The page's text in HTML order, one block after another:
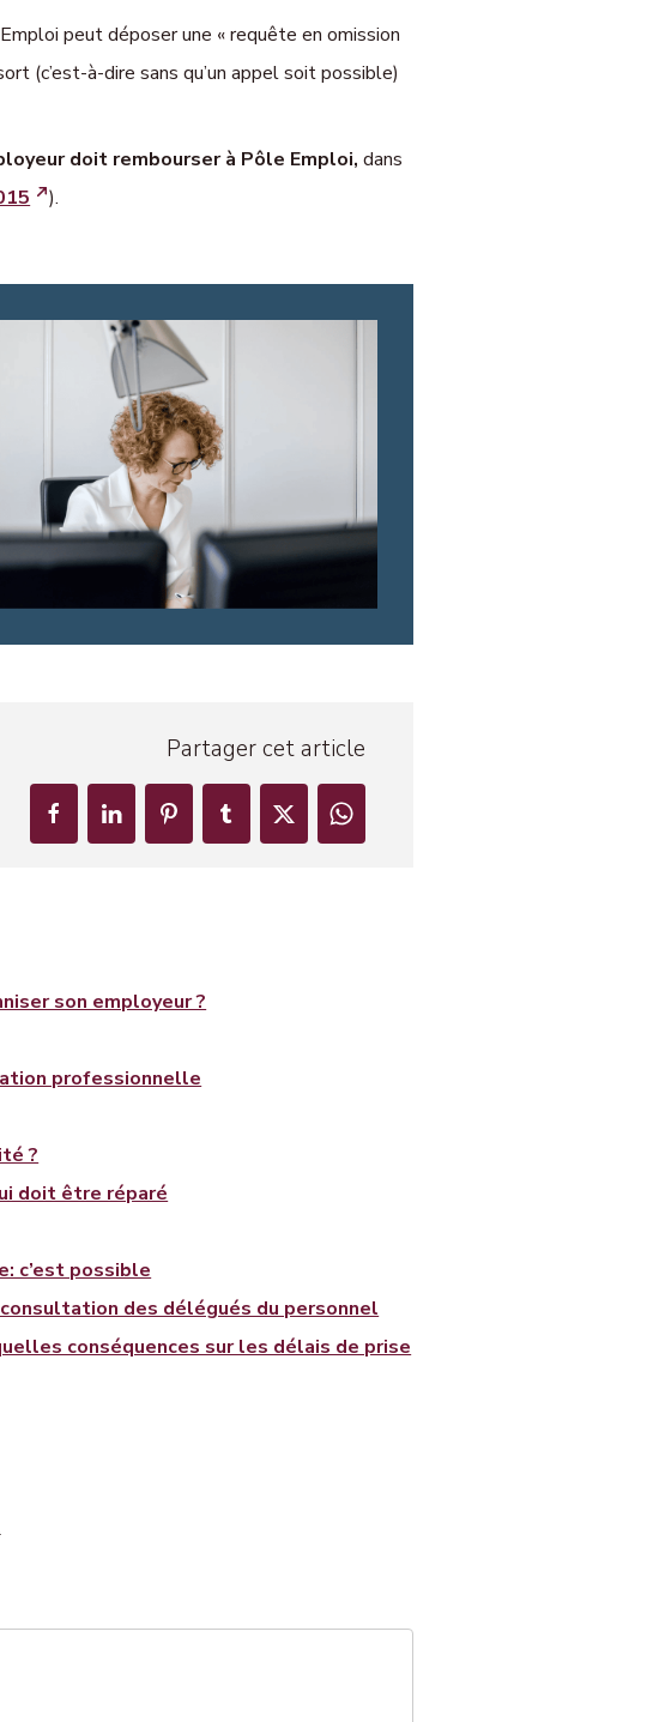
peut déposer une « requête en omission
(c’est-à-dire sans qu’un appel soit possible)
doit rembourser à Pôle Emploi, dans
).
Partager cet article
son employeur ?
professionnelle
?
doit être réparé
c’est possible
des délégués du personnel
conséquences sur les délais de prise